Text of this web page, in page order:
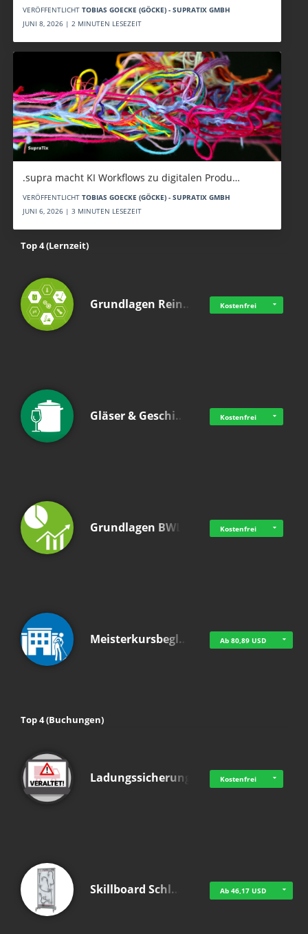
VERÖFFENTLICHT TOBIAS GOECKE (GÖCKE) - SUPRATIX GMBH
JUNI 8, 2026 | 2 MINUTEN LESEZEIT
.supra macht KI Workflows zu digitalen Produ…
VERÖFFENTLICHT TOBIAS GOECKE (GÖCKE) - SUPRATIX GMBH
JUNI 6, 2026 | 3 MINUTEN LESEZEIT
Top 4 (Lernzeit)
Grundlagen Rein… Kostenfrei
Gläser & Geschi… Kostenfrei
Grundlagen BWL Kostenfrei
Meisterkursbegl… Ab 80,89 USD
Top 4 (Buchungen)
Ladungssicherung Kostenfrei
Skillboard Schl… Ab 46,17 USD